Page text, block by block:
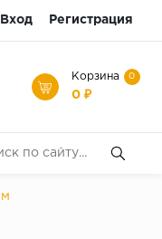
Вход Регистрация
Корзина 0
0 ₽